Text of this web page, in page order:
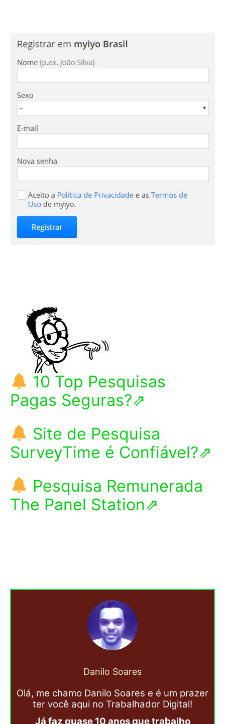
10 Top Pesquisas
Pagas Seguras?⇗
Site de Pesquisa
SurveyTime é Confiável?⇗
Pesquisa Remunerada
The Panel Station⇗
Danilo Soares
Olá, me chamo Danilo Soares e é um prazer
ter você aqui no Trabalhador Digital!
Já faz quase 10 anos que trabalho